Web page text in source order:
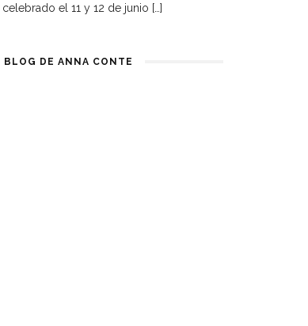
celebrado el 11 y 12 de junio […]
BLOG DE ANNA CONTE